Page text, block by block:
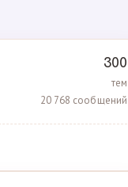
300
тем
20 768 сообщений